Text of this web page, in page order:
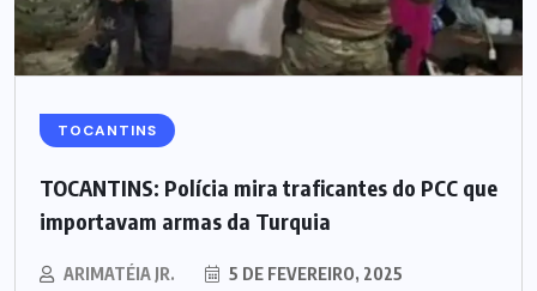
TOCANTINS
TOCANTINS: Polícia mira traficantes do PCC que
importavam armas da Turquia
ARIMATÉIA JR. 5 DE FEVEREIRO, 2025